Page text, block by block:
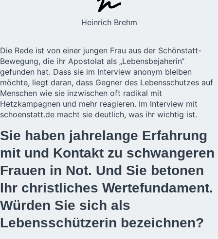
Heinrich Brehm
Die Rede ist von einer jungen Frau aus der Schönstatt-
Bewegung, die ihr Apostolat als „Lebensbejaherin“
gefunden hat. Dass sie im Interview anonym bleiben
möchte, liegt daran, dass Gegner des Lebensschutzes auf
Menschen wie sie inzwischen oft radikal mit
Hetzkampagnen und mehr reagieren. Im Interview mit
schoenstatt.de macht sie deutlich, was ihr wichtig ist.
Sie haben jahrelange Erfahrung
mit und Kontakt zu schwangeren
Frauen in Not. Und Sie betonen
Ihr christliches Wertefundament.
Würden Sie sich als
Lebensschützerin bezeichnen?